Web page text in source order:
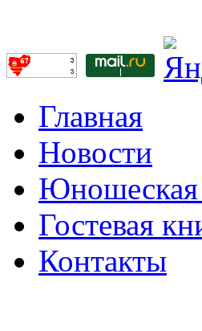
Главная
Новости
Юношеская
Гостевая
Контакты